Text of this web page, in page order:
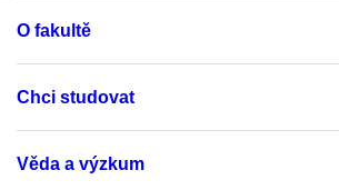
O fakultě
Chci studovat
Věda a výzkum